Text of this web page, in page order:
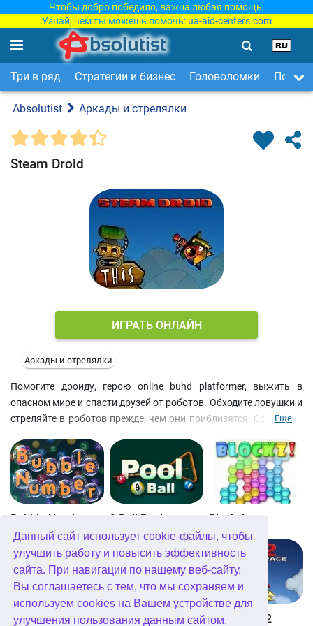
Данный сайт использует cookie-файлы, чтобы
улучшить работу и повысить эффективность
сайта. При навигации по нашему веб-сайту,
Вы соглашаетесь с тем, что мы сохраняем и
используем cookies на Вашем устройстве для
улучшения пользования данным сайтом.
Чтобы добро победило, важна любая помощь.
Узнай, чем ты можешь помочь: ua-aid-centers.com
Три в ряд Стратегии и бизнес Головоломки Поиск
Absolutist Аркады и стрелялки
Steam Droid
ИГРАТЬ ОНЛАЙН
Аркады и стрелялки
Помогите дроиду, герою online buhd platformer, выжить в
опасном мире и спасти друзей от роботов. Обходите ловушки и
стреляйте в роботов прежде, чем они приблизятся. Собирайте
скорострельность и мощность оружия. Используйте клавиши
со стрелками, чтобы управлять дроидом, и мышь, чтобы
стрелять в роботов. Как долго вы сможете продержаться в
аркадной игре бесплатно онлайн.
Еще
Bubble Number 9 Ball Pool Blockz!
Королевство Китта Go Repo Into Space 2